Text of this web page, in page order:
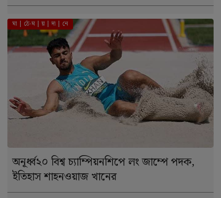
মা | ঠে-ম | য় | দা | নে
অনূর্ধ্ব২০ বিশ্ব চ্যাম্পিয়নশিপে লং জাম্পে পদক,
ইতিহাস শাহনওয়াজ খানের